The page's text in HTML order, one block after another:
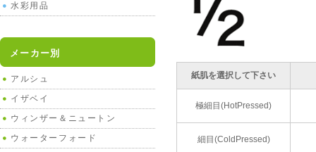
紙肌を選択して下さい
極細目(HotPressed)
細目(ColdPressed)
水彩用品
メーカー別
アルシュ
イザベイ
ウィンザー＆ニュートン
ウォーターフォード